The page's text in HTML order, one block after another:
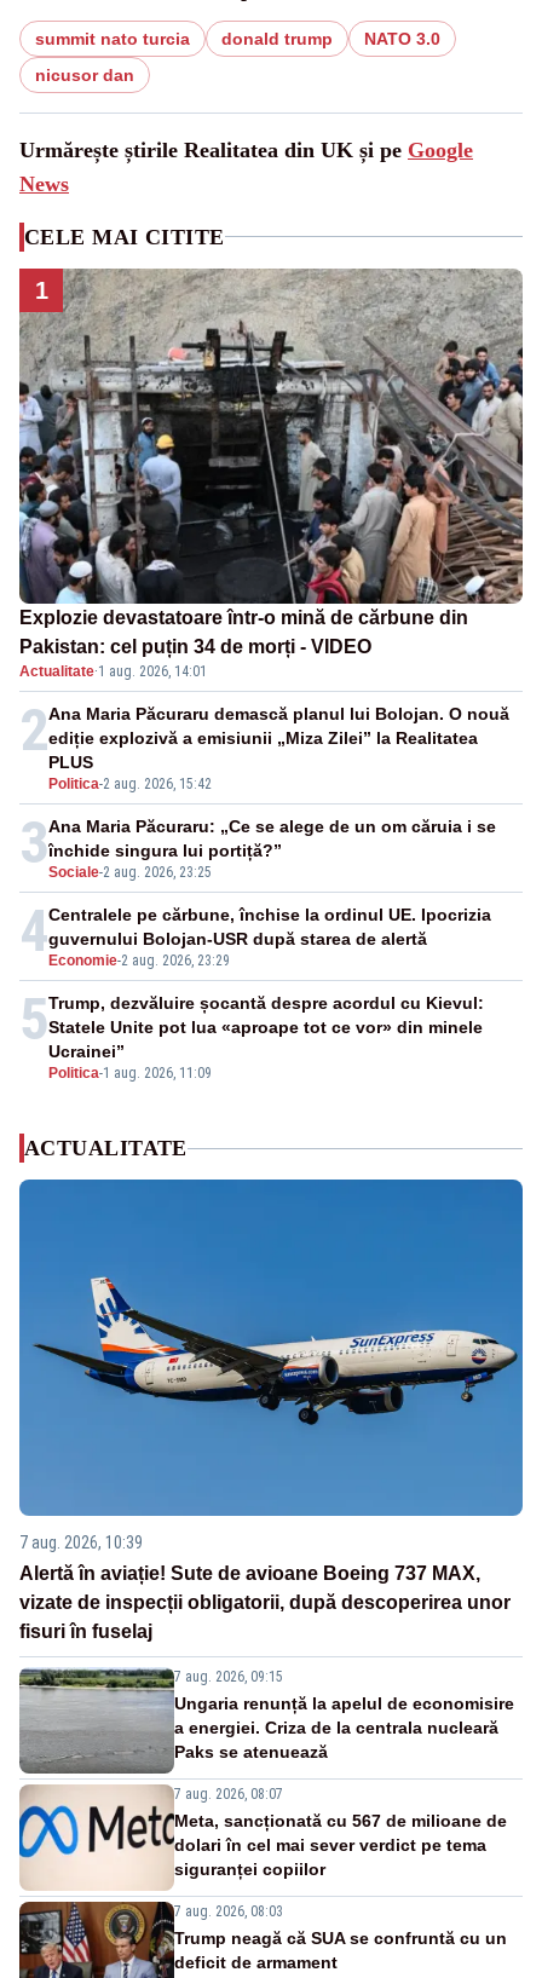
summit nato turcia donald trump
NATO 3.0
nicusor dan
Urmărește știrile Realitatea din UK și pe Google
News
CELE MAI CITITE
1
Explozie devastatoare într-o mină de cărbune din
Pakistan: cel puțin 34 de morți - VIDEO
Actualitate·1 aug. 2026, 14:01
2
Politica-2 aug. 2026, 15:42
Ana Maria Păcuraru demască planul lui Bolojan. O nouă
ediție explozivă a emisiunii „Miza Zilei” la Realitatea
PLUS
3Sociale-2 aug. 2026, 23:25
Ana Maria Păcuraru: „Ce se alege de un om căruia i se
închide singura lui portiță?”
4 Economie-2 aug. 2026, 23:29
Centralele pe cărbune, închise la ordinul UE. Ipocrizia
guvernului Bolojan-USR după starea de alertă
5
Politica-1 aug. 2026, 11:09
Trump, dezvăluire șocantă despre acordul cu Kievul:
Statele Unite pot lua «aproape tot ce vor» din minele
Ucrainei”
ACTUALITATE
7 aug. 2026, 10:39
Alertă în aviație! Sute de avioane Boeing 737 MAX,
vizate de inspecții obligatorii, după descoperirea unor
fisuri în fuselaj
7 aug. 2026, 09:15
Ungaria renunță la apelul de economisire
a energiei. Criza de la centrala nucleară
Paks se atenuează
7 aug. 2026, 08:07
Meta, sancționată cu 567 de milioane de
dolari în cel mai sever verdict pe tema
siguranței copiilor
7 aug. 2026, 08:03
Trump neagă că SUA se confruntă cu un
deficit de armament